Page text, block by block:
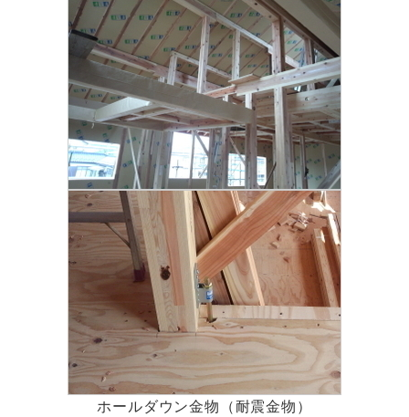
ホールダウン金物（耐震金物）